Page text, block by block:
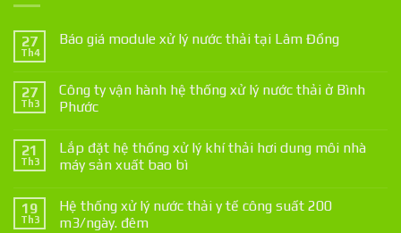
27
Th4
Báo giá module xử lý nước thải tại Lâm Đồng
27
Th3
Công ty vận hành hệ thống xử lý nước thải ở Bình
Phước
21
Th3
Lắp đặt hệ thống xử lý khí thải hơi dung môi nhà
máy sản xuất bao bì
19
Th3
Hệ thống xử lý nước thải y tế công suất 200
m3/ngày. đêm